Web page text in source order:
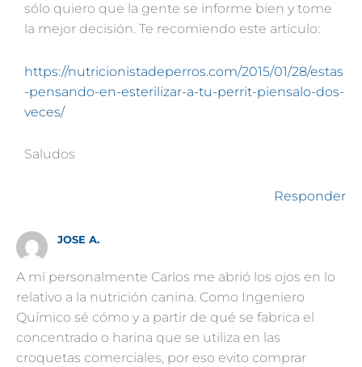
sólo quiero que la gente se informe bien y tome
la mejor decisión. Te recomiendo este artículo:
https://nutricionistadeperros.com/2015/01/28/estas
-pensando-en-esterilizar-a-tu-perrit-piensalo-dos-
veces/
Saludos
Responder
JOSE A.
A mí personalmente Carlos me abrió los ojos en lo
relativo a la nutrición canina. Como Ingeniero
Químico sé cómo y a partir de qué se fabrica el
concentrado o harina que se utiliza en las
croquetas comerciales, por eso evito comprar